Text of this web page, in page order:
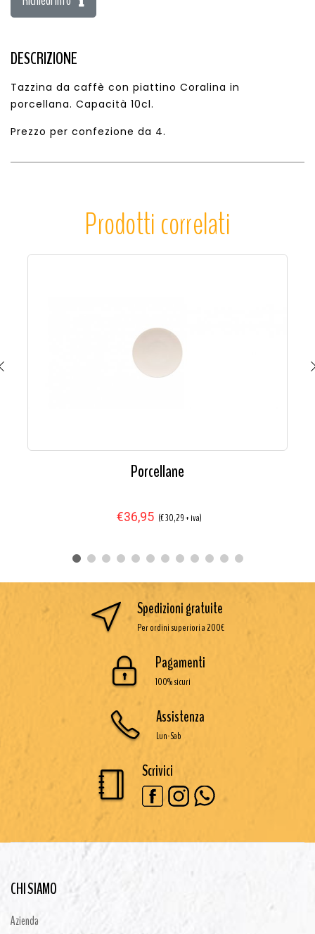
DESCRIZIONE
Tazzina da caffè con piattino Coralina in
porcellana. Capacità 10cl.
Prezzo per confezione da 4.
Prodotti correlati
Porcellane
€36,95 (€ 30,29 + iva)
Spedizioni gratuite
Per ordini superiori a 200€
Pagamenti
100% sicuri
Assistenza
Lun-Sab
Scrivici
CHI SIAMO
Azienda